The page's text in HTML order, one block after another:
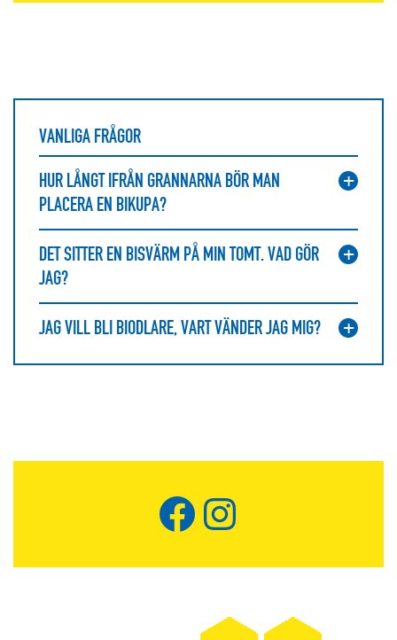
VANLIGA FRÅGOR
HUR LÅNGT IFRÅN GRANNARNA BÖR MAN
PLACERA EN BIKUPA?
DET SITTER EN BISVÄRM PÅ MIN TOMT. VAD GÖR
JAG?
JAG VILL BLI BIODLARE, VART VÄNDER JAG MIG?
Facebook
Instagram